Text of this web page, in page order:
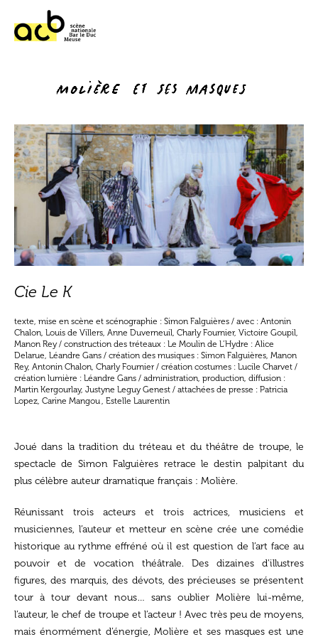
Cie Le K
texte, mise en scène et scénographie : Simon Falguières / avec : Antonin
Chalon, Louis de Villers, Anne Duverneuil, Charly Fournier, Victoire Goupil,
Manon Rey / construction des tréteaux : Le Moulin de L’Hydre : Alice
Delarue, Léandre Gans / création des musiques : Simon Falguières, Manon
Rey, Antonin Chalon, Charly Fournier / création costumes : Lucile Charvet /
création lumière : Léandre Gans / administration, production, diffusion :
Martin Kergourlay, Justyne Leguy Genest / attachées de presse : Patricia
Lopez, Carine Mangou , Estelle Laurentin
Joué dans la tradition du tréteau et du théâtre de troupe, le
spectacle de Simon Falguières retrace le destin palpitant du
plus célèbre auteur dramatique français : Molière.
Réunissant trois acteurs et trois actrices, musiciens et
musiciennes, l’auteur et metteur en scène crée une comédie
historique au rythme effréné où il est question de l’art face au
pouvoir et de vocation théâtrale. Des dizaines d’illustres
figures, des marquis, des dévots, des précieuses se présentent
tour à tour devant nous… sans oublier Molière lui-même,
l’auteur, le chef de troupe et l’acteur ! Avec très peu de moyens,
mais énormément d’énergie, Molière et ses masques est une